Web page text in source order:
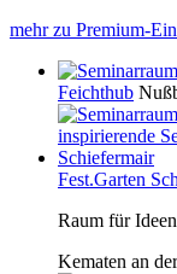
mehr zu Premium-
Feichthub
Fest.Garten
Raum für
Kematen an